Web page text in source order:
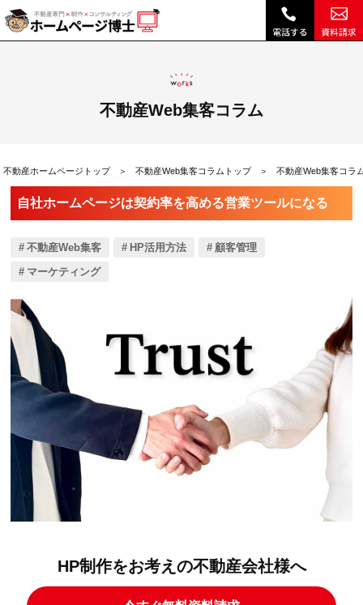
自社ホームページは契約率を高める営業ツールになる|不動産Web集客コラム｜不動産ホームページ制作、不動産SEOは博士ドットコム
不動産Web集客コラム
不動産ホームページトップ 不動産Web集客コラムトップ 不動産Web集客コラ
自社ホームページは契約率を高める営業ツールになる
不動産Web集客 HP活用方法
顧客管理
マーケティング
HP制作をお考えの不動産会社様へ